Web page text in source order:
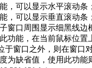
，可以显示水平滚动条
，可以显示垂直滚动条
窗口周围显示细黑线边
功能，在当前鼠标位
于窗口之外，则在窗口
为缺省值，使用此功能